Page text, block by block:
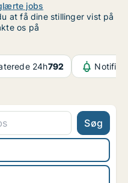
jobs
at få dine stillinger vist på
os på
24h792
Søg